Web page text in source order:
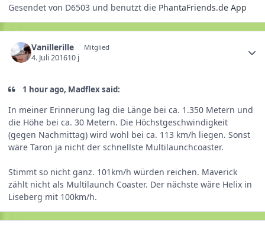
Gesendet von D6503 und benutzt die PhantaFriends.de App
Vanillerille Mitglied
4. Juli 201610 j
1 hour ago, Madflex said:
In meiner Erinnerung lag die Länge bei ca. 1.350 Metern und
die Höhe bei ca. 30 Metern. Die Höchstgeschwindigkeit
(gegen Nachmittag) wird wohl bei ca. 113 km/h liegen. Sonst
wäre Taron ja nicht der schnellste Multilaunchcoaster.
Stimmt so nicht ganz. 101km/h würden reichen. Maverick
zählt nicht als Multilaunch Coaster. Der nächste wäre Helix in
Liseberg mit 100km/h.